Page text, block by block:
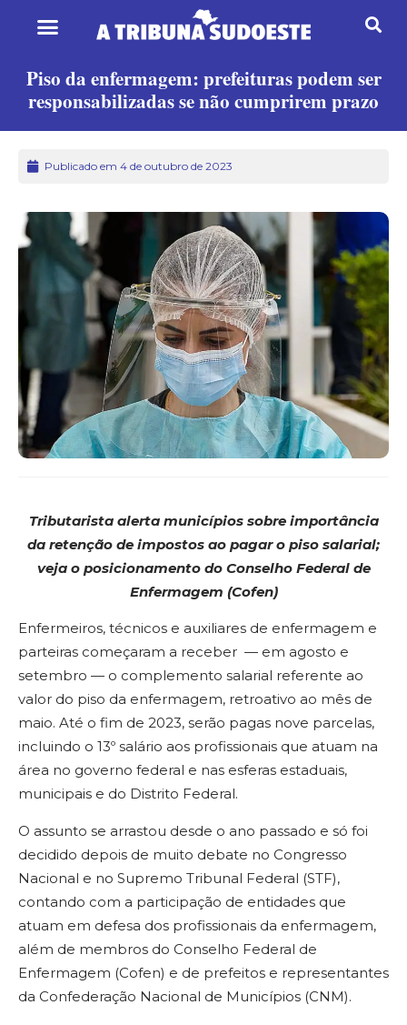
Piso da enfermagem: prefeituras podem ser
responsabilizadas se não cumprirem prazo
Publicado em 4 de outubro de 2023
Tributarista alerta municípios sobre importância
da retenção de impostos ao pagar o piso salarial;
veja o posicionamento do Conselho Federal de
Enfermagem (Cofen)
Enfermeiros, técnicos e auxiliares de enfermagem e
parteiras começaram a receber — em agosto e
setembro — o complemento salarial referente ao
valor do piso da enfermagem, retroativo ao mês de
maio. Até o fim de 2023, serão pagas nove parcelas,
incluindo o 13º salário aos profissionais que atuam na
área no governo federal e nas esferas estaduais,
municipais e do Distrito Federal.
O assunto se arrastou desde o ano passado e só foi
decidido depois de muito debate no Congresso
Nacional e no Supremo Tribunal Federal (STF),
contando com a participação de entidades que
atuam em defesa dos profissionais da enfermagem,
além de membros do Conselho Federal de
Enfermagem (Cofen) e de prefeitos e representantes
da Confederação Nacional de Municípios (CNM).